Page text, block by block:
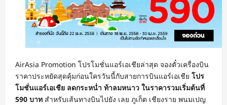
AirAsia Promotion โปรโมชั่นแอร์เอเชียล่าสุด จองตั๋วเครื่องบิน
ราคาประหยัดสุดคุ้มก่อนใครวันนี้กับสายการบินแอร์เอเชีย โปร
โมชั่นแอร์เอเชีย ลดกระหน่ำ ท้าลมหนาว ในราคารวมเริ่มต้นที่
590 บาท สำหรับเส้นทางบินไปยัง เลย ภูเก็ต เชียงราย พนมเปญ